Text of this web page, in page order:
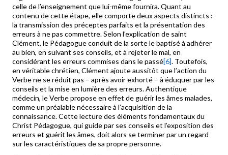
celle de l’enseignement que lui-même fournira. Quant au
contenu de cette étape, elle comporte deux aspects distincts :
la transmission des préceptes parfaits et la présentation des
erreurs à ne pas commettre. Selon l’explication de saint
Clément, le Pédagogue conduit de la sorte le baptisé à adhérer
au bien, en suivant ses conseils, et à rejeter le mal, en
considérant les erreurs commises dans le passé[6]. Toutefois,
en véritable chrétien, Clément ajoute aussitôt que l’action du
Verbe ne se réduit pas – après avoir exhorté – à éduquer par les
conseils et la mise en lumière des erreurs. Authentique
médecin, le Verbe propose en effet de guérir les âmes malades,
comme un préalable nécessaire à l’acquisition de la
connaissance. Cette lecture des éléments fondamentaux du
Christ Pédagogue, qui guide par ses conseils et l’exposition des
erreurs et guérit les âmes, doit alors se terminer par un regard
sur les caractéristiques de sa propre personne.